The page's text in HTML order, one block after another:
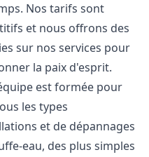
Nos tarifs sont
et nous offrons des
sur nos services pour
la paix d'esprit.
est formée pour
les types
et de dépannages
eau, des plus simples